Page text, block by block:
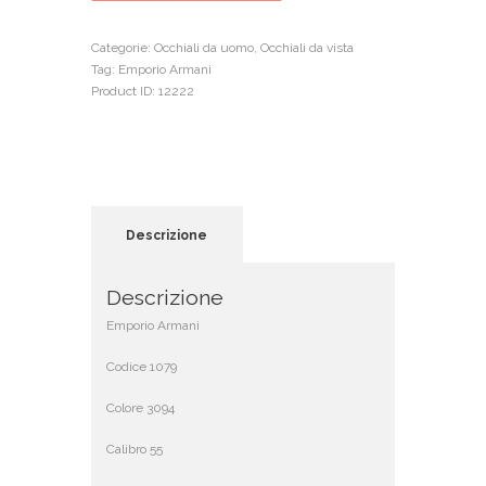
Categorie: Occhiali da uomo, Occhiali da vista
Tag: Emporio Armani
Product ID: 12222
Descrizione
Descrizione
Emporio Armani
Codice 1079
Colore 3094
Calibro 55